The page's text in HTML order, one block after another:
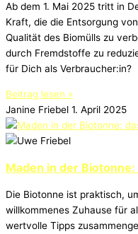
Ab dem 1. Mai 2025 tritt in
Kraft, die die Entsorgung
Qualität des Biomülls zu
durch Fremdstoffe zu
für Dich als Verbraucher:in?
Beitrag lesen »
Janine Friebel 1. April 2025
Maden in der Biotonne:
Die Biotonne ist praktisch,
willkommenes Zuhause für
wertvolle Tipps